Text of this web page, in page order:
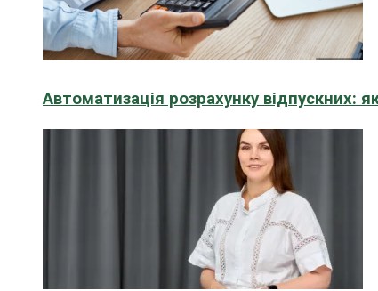
Автоматизація розрахунку відпускних: